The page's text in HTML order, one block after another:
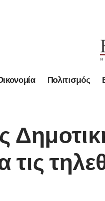
Πολιτισμός
τις